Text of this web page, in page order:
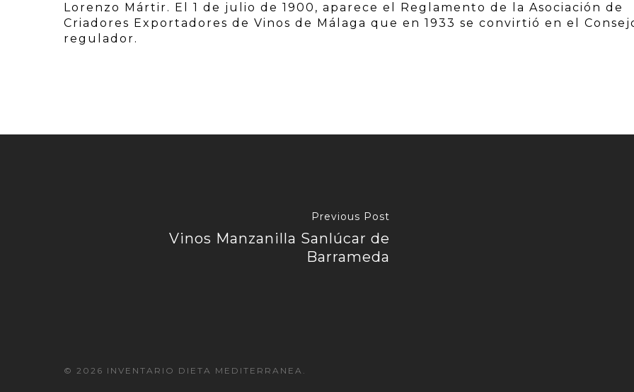
Lorenzo Mártir. El 1 de julio de 1900, aparece el Reglamento de la Asociación de
Criadores Exportadores de Vinos de Málaga que en 1933 se convirtió en el
regulador.
Previous Post
Vinos Manzanilla Sanlúcar de
Barrameda
© 2026 INVENTARIO DIETA MEDITERRANEA.